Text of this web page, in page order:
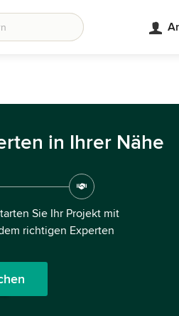
in Ihrer Nähe
Sie Ihr Projekt mit
richtigen Experten